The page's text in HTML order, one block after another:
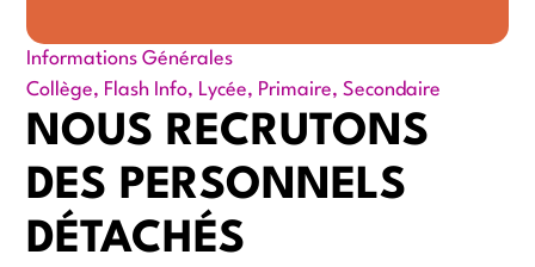
Informations Générales
Collège, Flash Info, Lycée, Primaire,Secondaire
NOUS RECRUTONS
DES PERSONNELS
DÉTACHÉS